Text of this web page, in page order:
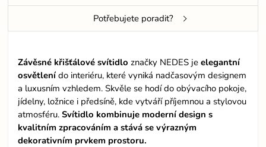
Potřebujete poradit?
Závěsné křišťálové svítidlo značky NEDES jeelegantní
osvětlení do interiéru, které vyniká nadčasovým designem
a luxusním vzhledem. Skvěle se hodí do obývacího pokoje,
jídelny, ložnice i předsíně, kde vytváří příjemnou a stylovou
atmosféru.Svítidlo kombinuje moderní design s
kvalitním zpracováním a stává se výrazným
dekorativním prvkem prostoru.